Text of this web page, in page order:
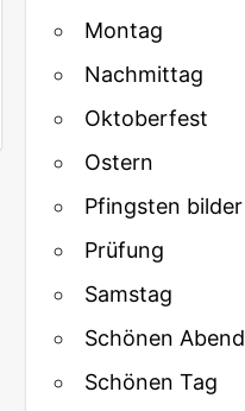
Montag
Nachmittag
Oktoberfest
Ostern
Pfingsten bilder
Prüfung
Samstag
Schönen Abend
Schönen Tag